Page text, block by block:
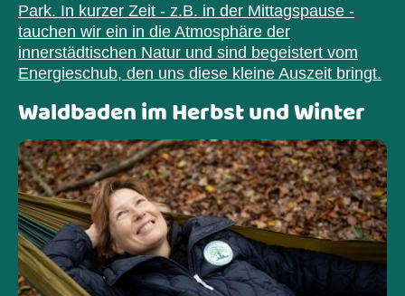
Park. In kurzer Zeit - z.B. in der Mittagspause -
tauchen wir ein in die Atmosphäre der
innerstädtischen Natur und sind begeistert vom
Energieschub, den uns diese kleine Auszeit bringt.
Waldbaden im Herbst und Winter